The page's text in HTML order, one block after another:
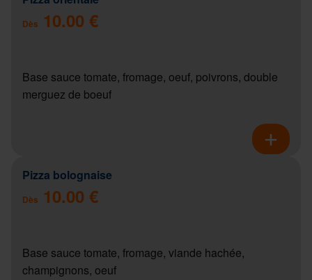
Dès 10.00 €
Base sauce tomate, fromage, oeuf, poivrons, double
merguez de boeuf
Pizza bolognaise
Dès 10.00 €
Base sauce tomate, fromage, viande hachée,
champignons, oeuf